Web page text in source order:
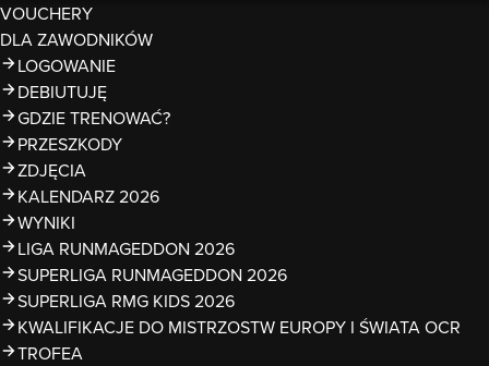
VOUCHERY
DLA ZAWODNIKÓW
LOGOWANIE
DEBIUTUJĘ
GDZIE TRENOWAĆ?
PRZESZKODY
ZDJĘCIA
KALENDARZ 2026
WYNIKI
LIGA RUNMAGEDDON 2026
SUPERLIGA RUNMAGEDDON 2026
SUPERLIGA RMG KIDS 2026
KWALIFIKACJE DO MISTRZOSTW EUROPY I ŚWIATA OCR
TROFEA